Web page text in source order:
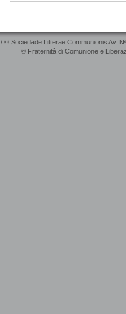
/ © Sociedade Litterae Communionis Av.
© Fraternità di Comunione e